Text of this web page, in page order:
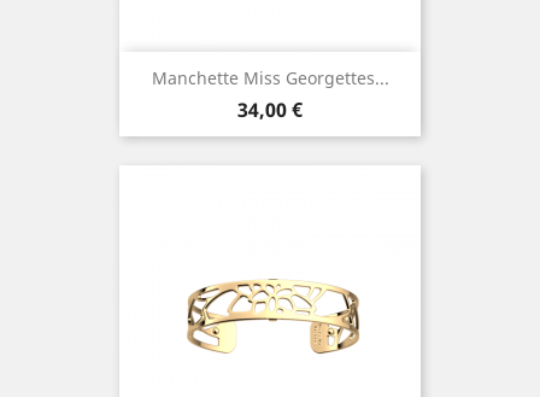
Manchette Miss Georgettes...
Prix
34,00 €